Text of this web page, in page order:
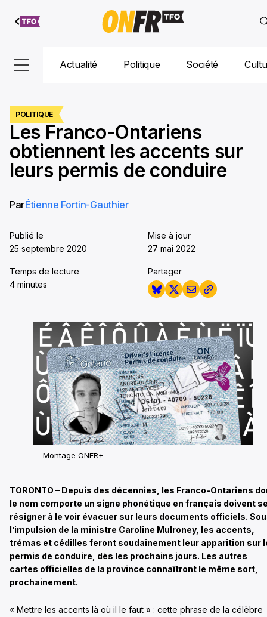
Aller au
contenu
Actualité Politique Société
POLITIQUE
Les Franco-Ontariens
obtiennent les accents sur
leurs permis de conduire
ParÉtienne Fortin-Gauthier
Publié le
25 septembre 2020
Mise à jour
27 mai 2022
Temps de lecture
4 minutes
Partager
Montage ONFR+
TORONTO – Depuis des décennies, les Franco-Ontariens
le nom comporte un signe phonétique en français doivent
résigner à le voir évacuer sur leurs documents officiels.
l’impulsion de la ministre Caroline Mulroney, les accents,
trémas et cédilles feront soudainement leur apparition sur
permis de conduire, dès les prochains jours. Les autres
cartes officielles de la province connaîtront le même sort,
prochainement.
« Mettre les accents là où il le faut » : cette phrase de la célèbre